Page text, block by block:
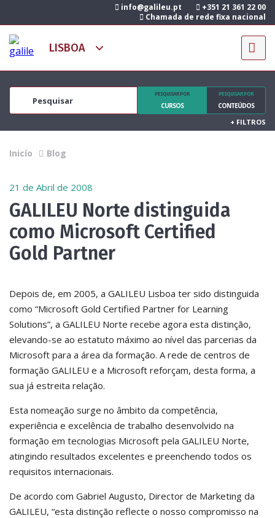
info@galileu.pt
+351 21 361 22 00
Chamada de rede fixa nacional
PESQUISAR POR
CURSOS
PESQUISAR POR
CONTEÚDOS
+ FILTROS
Inicío Blog
21 de Abril de 2008
GALILEU Norte distinguida
como Microsoft Certified
Gold Partner
Depois de, em 2005, a GALILEU Lisboa ter sido distinguida
como “Microsoft Gold Certified Partner for Learning
Solutions”, a GALILEU Norte recebe agora esta distinção,
elevando-se ao estatuto máximo ao nível das parcerias da
Microsoft para a área da formação. A rede de centros de
formação GALILEU e a Microsoft reforçam, desta forma, a
sua já estreita relação.
Esta nomeação surge no âmbito da competência,
experiência e excelência de trabalho desenvolvido na
formação em tecnologias Microsoft pela GALILEU Norte,
atingindo resultados excelentes e preenchendo todos os
requisitos internacionais.
De acordo com Gabriel Augusto, Director de Marketing da
GALILEU, “esta distinção reflecte o nosso compromisso na